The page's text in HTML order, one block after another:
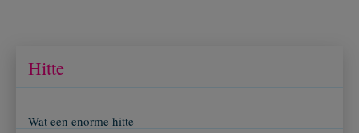
Hitte
Wat een enorme hitte